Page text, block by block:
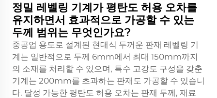
정밀 레벨링 기계가 평탄도 허용 오차를
유지하면서 효과적으로 가공할 수 있는
두께 범위는 무엇인가요?
중공업 용도로 설계된 현대식 두꺼운 판재 레벨링 기
계는 일반적으로 두께 6mm에서 최대 150mm까지
의 소재를 처리할 수 있으며, 특수 고강도 구성을 갖춘
기계는 200mm를 초과하는 판재도 가공할 수 있습니
다. 달성 가능한 평탄도 허용 오차는 판재 두께, 재료